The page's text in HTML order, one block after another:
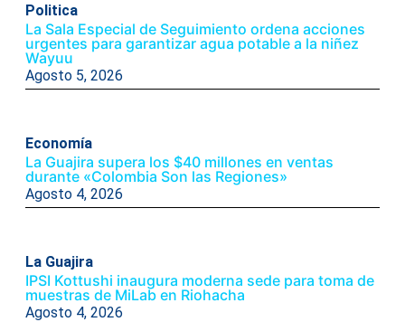
Politica
La Sala Especial de Seguimiento ordena acciones
urgentes para garantizar agua potable a la niñez
Wayuu
Agosto 5, 2026
Economía
La Guajira supera los $40 millones en ventas
durante «Colombia Son las Regiones»
Agosto 4, 2026
La Guajira
IPSI Kottushi inaugura moderna sede para toma de
muestras de MiLab en Riohacha
Agosto 4, 2026